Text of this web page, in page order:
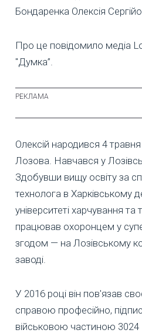
Бондаренка Олексія
Про це повідомило медіа
"Думка”.
Олексій народився 4 травня
Лозова. Навчався у
Здобувши вищу освіту за
технолога в Харківському
університеті харчування та
працював охоронцем у
згодом — на Лозівському
заводі.
У 2016 році він пов'язав
справою професійно,
військовою частиною 3024